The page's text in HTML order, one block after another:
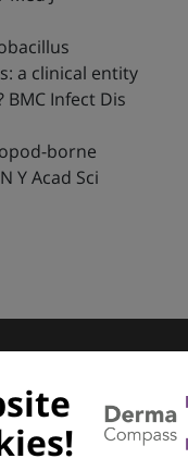
a clinical entity
Infect Dis
borne
Y Acad Sci
in der